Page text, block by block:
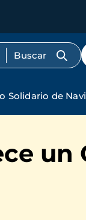
Solidario de
un